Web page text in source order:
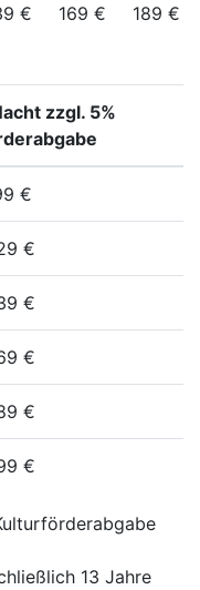
€ 169 € 189 €
zzgl. 5%
€
€
€
€
€
€
13 Jahre